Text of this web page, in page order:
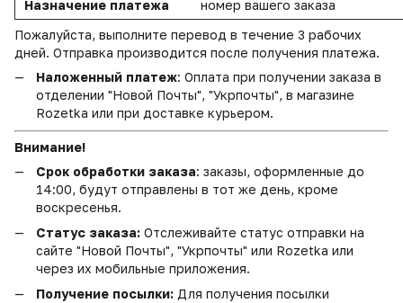
Назначение платежа
номер вашего заказа
Пожалуйста, выполните перевод в течение 3 рабочих
дней. Отправка производится после получения платежа.
Наложенный платеж: Оплата при получении заказа в
отделении "Новой Почты", "Укрпочты", в магазине
Rozetka или при доставке курьером.
Внимание!
Срок обработки заказа: заказы, оформленные до
14:00, будут отправлены в тот же день, кроме
воскресенья.
Статус заказа: Отслеживайте статус отправки на
сайте "Новой Почты", "Укрпочты" или Rozetka или
через их мобильные приложения.
Получение посылки: Для получения посылки